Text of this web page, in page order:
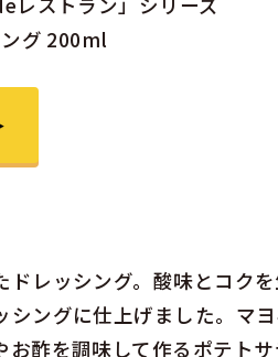
グ 200ml
ドレッシング。酸味とコク
シングに仕上げました。マ
お酢を調味して作るポテト